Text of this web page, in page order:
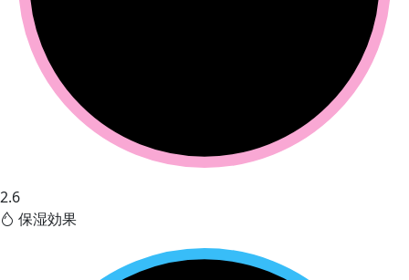
2.6
保湿効果